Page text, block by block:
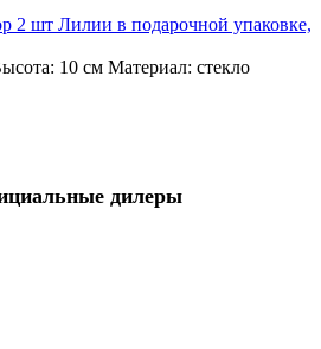
2 шт Лилии в подарочной упаковке,
10 см Материал: стекло
дилеры